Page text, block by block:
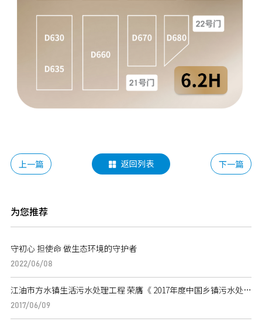
上一篇  返回列表 下一篇
为您推荐
守初心 担使命 做生态环境的守护者
2022/06/08
江油市方水镇生活污水处理工程 荣膺《 2017年度中国乡镇污水处理优秀案例》称号
2017/06/09